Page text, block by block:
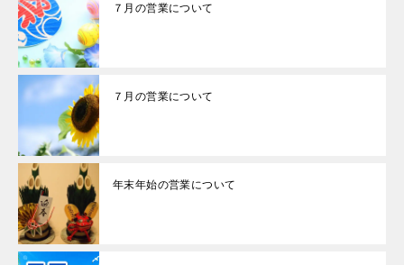
７月の営業について
７月の営業について
年末年始の営業について